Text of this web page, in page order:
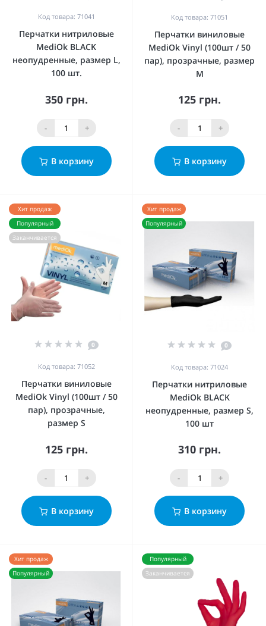
Код товара: 71041
Перчатки нитриловые
MediOk BLACK
неопудренные, размер L,
100 шт.
350 грн.
- +
В корзину
Код товара: 71051
Перчатки виниловые
MediOk Vinyl (100шт / 50
пар), прозрачные, размер
M
125 грн.
- +
В корзину
Хит продаж
Популярный
Заканчивается
0
Код товара: 71052
Перчатки виниловые
MediOk Vinyl (100шт / 50
пар), прозрачные,
размер S
125 грн.
- +
В корзину
Хит продаж
Популярный
0
Код товара: 71024
Перчатки нитриловые
MediOk BLACK
неопудренные, размер S,
100 шт
310 грн.
- +
В корзину
Хит продаж
Популярный
Популярный
Заканчивается